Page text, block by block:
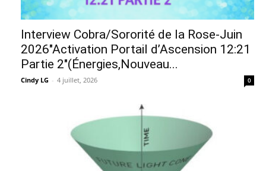
Interview Cobra/Sororité de la Rose-Juin
2026″Activation Portail d’Ascension 12:21
Partie 2″(Énergies,Nouveau...
Cindy LG - 4 juillet, 2026 0